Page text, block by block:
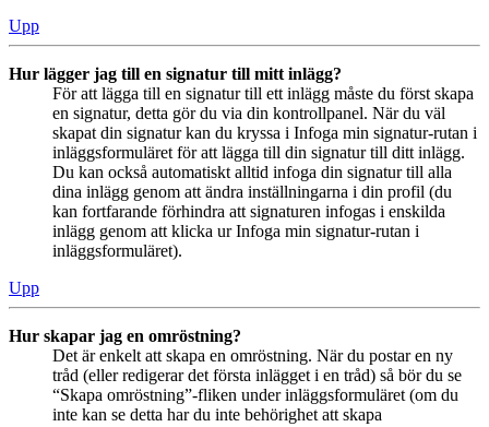
Upp
Hur lägger jag till en signatur till mitt inlägg?
För att lägga till en signatur till ett inlägg måste du först skapa
en signatur, detta gör du via din kontrollpanel. När du väl
skapat din signatur kan du kryssa i Infoga min signatur-rutan i
inläggsformuläret för att lägga till din signatur till ditt inlägg.
Du kan också automatiskt alltid infoga din signatur till alla
dina inlägg genom att ändra inställningarna i din profil (du
kan fortfarande förhindra att signaturen infogas i enskilda
inlägg genom att klicka ur Infoga min signatur-rutan i
inläggsformuläret).
Upp
Hur skapar jag en omröstning?
Det är enkelt att skapa en omröstning. När du postar en ny
tråd (eller redigerar det första inlägget i en tråd) så bör du se
“Skapa omröstning”-fliken under inläggsformuläret (om du
inte kan se detta har du inte behörighet att skapa